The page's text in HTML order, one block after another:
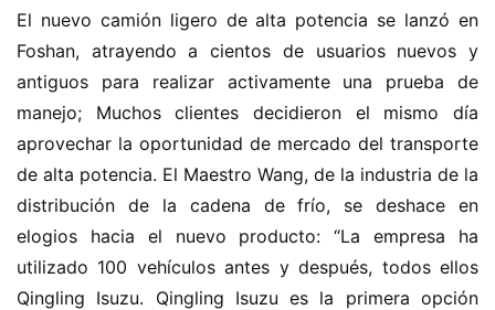
El nuevo camión ligero de alta potencia se lanzó en
Foshan, atrayendo a cientos de usuarios nuevos y
antiguos para realizar activamente una prueba de
manejo; Muchos clientes decidieron el mismo día
aprovechar la oportunidad de mercado del transporte
de alta potencia. El Maestro Wang, de la industria de la
distribución de la cadena de frío, se deshace en
elogios hacia el nuevo producto: “La empresa ha
utilizado 100 vehículos antes y después, todos ellos
Qingling Isuzu. Qingling Isuzu es la primera opción